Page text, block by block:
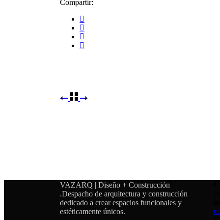
Compartir:
VAZARQ | Diseño + Construcción
.Despacho de arquitectura y construcción
dedicado a crear espacios funcionales y
estéticamente únicos.